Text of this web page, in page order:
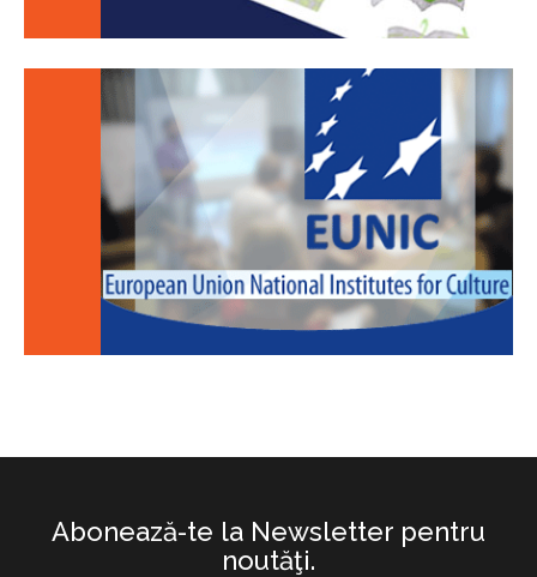
Abonează-te la Newsletter pentru
noutăţi.